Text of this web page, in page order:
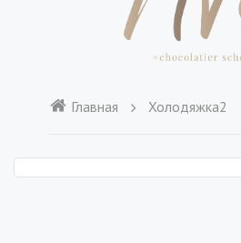
Главная Холодяжка2